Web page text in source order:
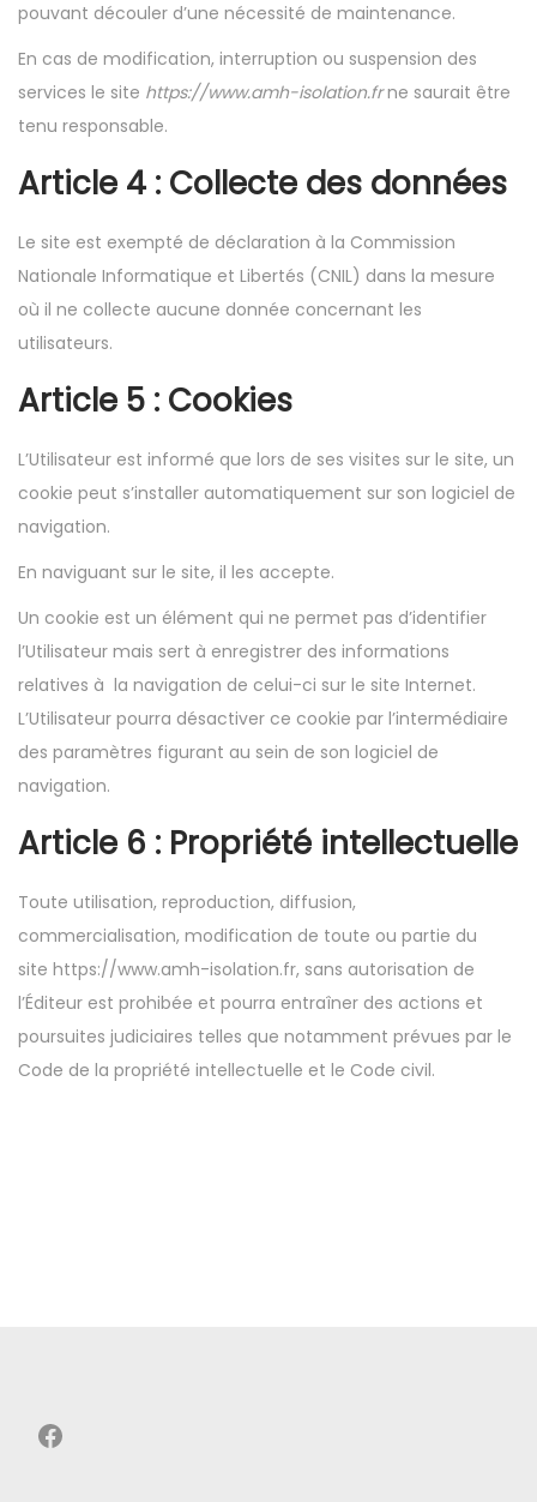
pouvant découler d’une nécessité de maintenance.
En cas de modification, interruption ou suspension des
services le site https://www.amh-isolation.frne saurait être
tenu responsable.
Article 4 : Collecte des données
Le site est exempté de déclaration à la Commission
Nationale Informatique et Libertés (CNIL) dans la mesure
où il ne collecte aucune donnée concernant les
utilisateurs.
Article 5 : Cookies
L’Utilisateur est informé que lors de ses visites sur le site, un
cookie peut s’installer automatiquement sur son logiciel de
navigation.
En naviguant sur le site, il les accepte.
Un cookie est un élément qui ne permet pas d’identifier
l’Utilisateur mais sert à enregistrer des informations
relatives à la navigation de celui-ci sur le site Internet.
L’Utilisateur pourra désactiver ce cookie par l’intermédiaire
des paramètres figurant au sein de son logiciel de
navigation.
Article 6 : Propriété intellectuelle
Toute utilisation, reproduction, diffusion,
commercialisation, modification de toute ou partie du
site https://www.amh-isolation.fr, sans autorisation de
l’Éditeur est prohibée et pourra entraîner des actions et
poursuites judiciaires telles que notamment prévues par le
Code de la propriété intellectuelle et le Code civil.
Facebook